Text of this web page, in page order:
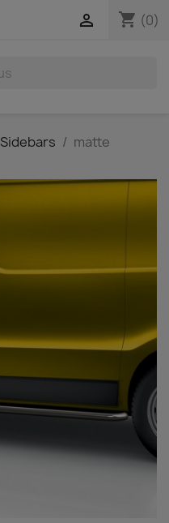
shopping_cart (0)

Sidebars
matte